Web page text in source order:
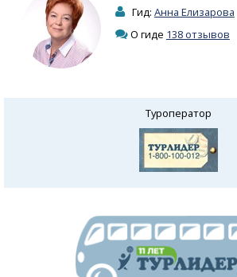
Гид: Анна Елизарова
О гиде 138 отзывов
Туроператор